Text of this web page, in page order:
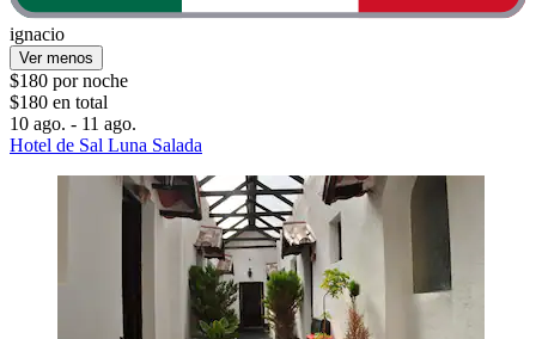
ignacio
Ver menos
$180 por noche
$180 en total
10 ago. - 11 ago.
Hotel de Sal Luna Salada